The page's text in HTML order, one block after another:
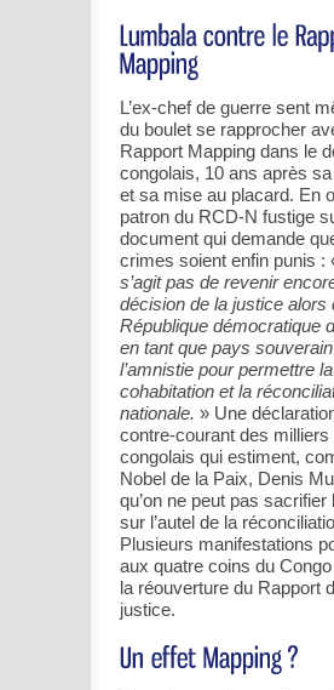
L’ex-chef de guerre sent
du boulet se rapprocher
Rapport Mapping dans le
congolais, 10 ans après
et sa mise au placard. En
patron du RCD-N fustige
document qui demande
crimes soient enfin punis :
s’agit pas de revenir
décision de la justice alors
République démocratique
en tant que pays
l’amnistie pour permettre la
cohabitation et la
nationale. » Une
contre-courant des milliers
congolais qui estiment,
Nobel de la Paix, Denis
qu’on ne peut pas sacrifier
sur l’autel de la
Plusieurs manifestations
aux quatre coins du
la réouverture du Rapport
justice.